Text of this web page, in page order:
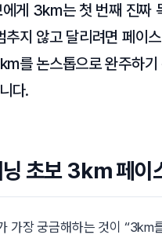
에게 3km는 첫 번째 진짜
지 않고 달리려면 페이
를 논스톱으로 완주하
다.
초보 3km 페이
가장 궁금해하는 것이 “3km